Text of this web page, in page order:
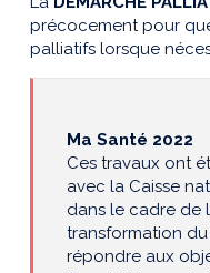
précocement pour
palliatifs lorsque
Ma Santé 2022
Ces travaux ont
avec la Caisse
dans le cadre de
transformation
répondre aux